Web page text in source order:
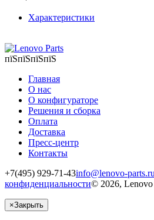
Характеристики
пїЅпїЅпїЅпїЅ
Главная
О нас
О конфигураторе
Решения и сборка
Оплата
Доставка
Пресс-центр
Контакты
+7(495) 929-71-43info@lenovo-parts.ru
конфиденциальности© 2026, Lenovo
×Закрыть